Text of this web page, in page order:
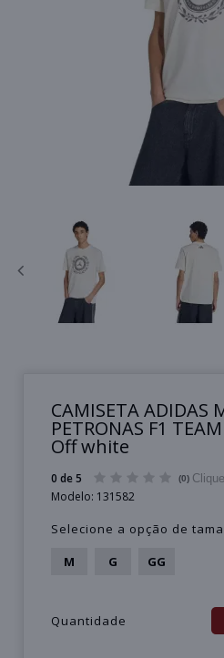
CAMISETA ADIDAS
PETRONAS F1
Off white
0 de 5 (0)
Modelo: 131582
Selecione a opção de
M
G GG
Quantidade